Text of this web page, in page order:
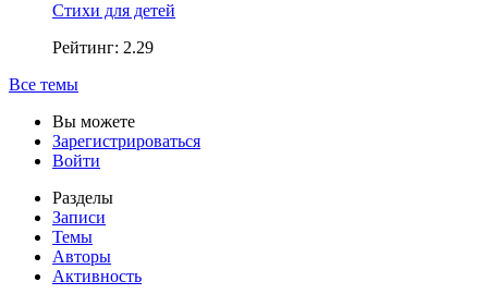
Стихи для детей
Рейтинг: 2.29
Все темы
Вы можете
Зарегистрироваться
Войти
Разделы
Записи
Темы
Авторы
Активность